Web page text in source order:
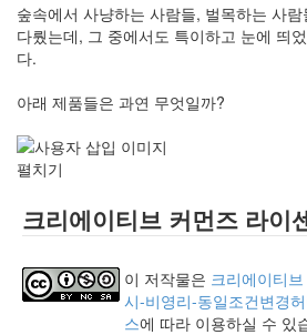
숲속에서 사냥하는 사람들, 벌목하는 사
다뤘는데, 그 중에서도 특이하고 눈에 띄
다.
아래 제품들은 과연 무엇일까?
펼치기
크리에이티브 커먼즈 라이
이 저작물은 크리에이티
시-비영리-동일조건변경
스에 따라 이용하실 수 있